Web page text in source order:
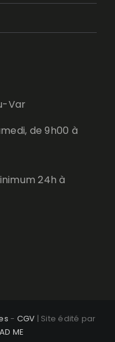
Var
de 9h00 à
24h à
- CGV | Site édité par
ME